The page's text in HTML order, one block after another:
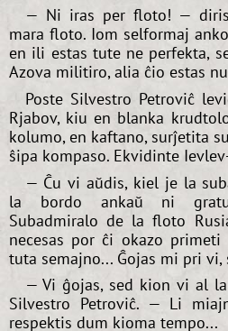
— Ni iras per floto! — diris
mara floto. Iom selformaj
en ili estas tute ne perfekta,
Azova militiro, alia ĉio estas
Poste Silvestro Petroviĉ
Rjabov, kiu en blanka
kolumo, en kaftano, surĵetita
ŝipa kompaso. Ekvidinte
— Ĉu vi aŭdis, kiel je la
la bordo ankaŭ ni
Subadmiralo de la floto
necesas por ĉi okazo
tuta semajno... Ĝojas mi pri vi,
— Vi ĝojas, sed kion vi al
Silvestro Petroviĉ. — Li
respektis dum kioma tempo...